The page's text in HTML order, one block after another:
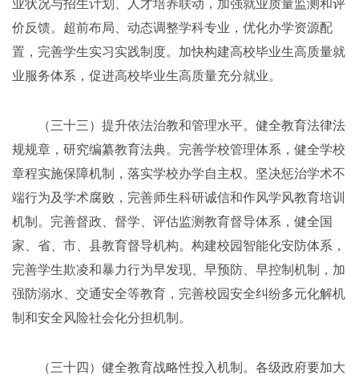
业状况与招生计划、人才培养联动，加强就业质量监测和评
价反馈。超前布局、动态调整学科专业，优化办学资源配
置，完善学生实习实践制度。加快构建高校毕业生高质量就
业服务体系，促进高校毕业生高质量充分就业。
（三十三）提升依法治教和管理水平。健全教育法律法
规规章，研究编纂教育法典。完善学校管理体系，健全学校
章程实施保障机制，落实学校办学自主权。坚决惩治学术不
端行为及学术腐败，完善师生科研诚信和作风学风教育培训
机制。完善督政、督学、评估监测教育督导体系，健全国
家、省、市、县教育督导机构。构建校园智能化安防体系，
完善学生欺凌和暴力行为早发现、早预防、早控制机制，加
强防溺水、交通安全等教育，完善校园安全纠纷多元化解机
制和安全风险社会化分担机制。
（三十四）健全教育战略性投入机制。各级政府要加大